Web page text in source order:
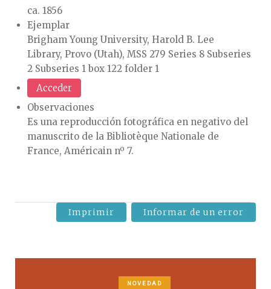
ca. 1856
Ejemplar
Brigham Young University, Harold B. Lee
Library, Provo (Utah), MSS 279 Series 8 Subseries
2 Subseries 1 box 122 folder 1
Acceder
Observaciones
Es una reproducción fotográfica en negativo del
manuscrito de la Bibliotèque Nationale de
France, Américain nº 7.
Imprimir Informar de un error
NOVEDAD